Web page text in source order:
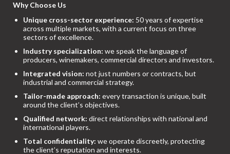
Why Choose Us
Unique cross-sector experience: 50 years of expertise
across multiple markets, with a current focus on three
sectors of excellence.
Industry specialization: we speak the language of
producers, winemakers, commercial directors and investors.
Integrated vision: not just numbers or contracts, but
industrial and commercial strategy.
Tailor-made approach: every transaction is unique, built
around the client’s objectives.
Qualified network: direct relationships with national and
international players.
Total confidentiality: we operate discreetly, protecting
the client’s reputation and interests.